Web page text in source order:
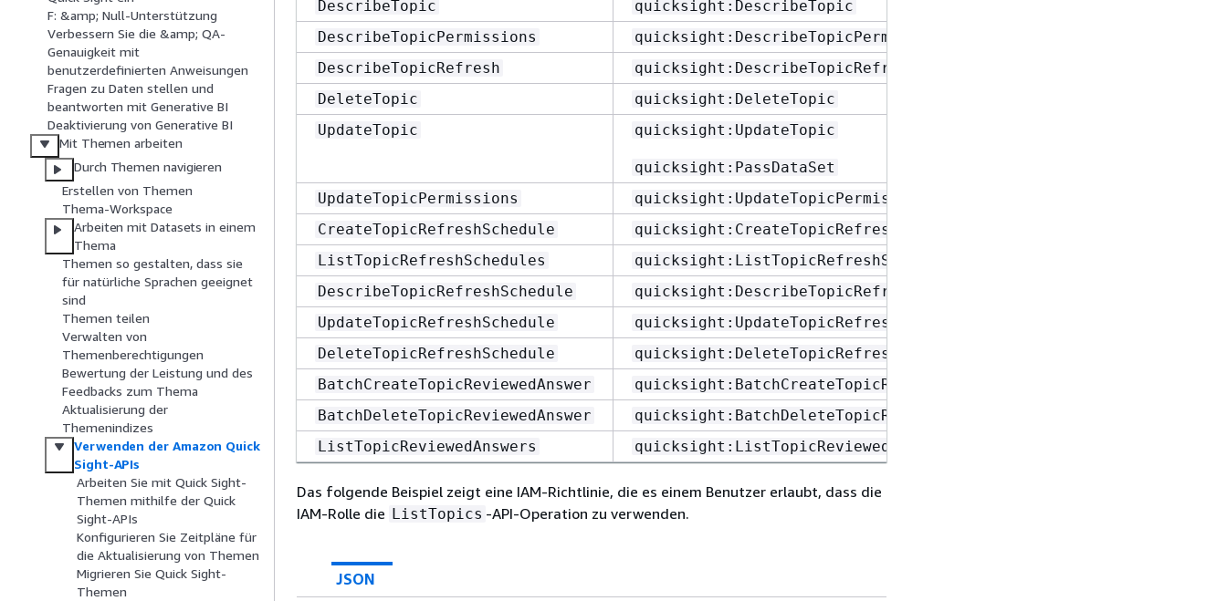
F: &amp; Null-Unterstützung
Verbessern Sie die &amp; QA-
Genauigkeit mit
benutzerdefinierten Anweisungen
Fragen zu Daten stellen und
beantworten mit Generative BI
Deaktivierung von Generative BI
Mit Themen arbeiten
Durch Themen navigieren
Erstellen von Themen
Thema-Workspace
Arbeiten mit Datasets in einem
Thema
Themen so gestalten, dass sie
für natürliche Sprachen geeignet
sind
Themen teilen
Verwalten von
Themenberechtigungen
Bewertung der Leistung und des
Feedbacks zum Thema
Aktualisierung der
Themenindizes
Verwenden der Amazon Quick
Sight-APIs
Arbeiten Sie mit Quick Sight-
Themen mithilfe der Quick
Sight-APIs
Konfigurieren Sie Zeitpläne für
die Aktualisierung von Themen
Migrieren Sie Quick Sight-
Themen
DescribeTopic
quicksight:DescribeTopic
DescribeTopicPermissions
quicksight:DescribeTopicPermissions
DescribeTopicRefresh
quicksight:DescribeTopicRefresh
DeleteTopic
quicksight:DeleteTopic
UpdateTopic
quicksight:UpdateTopic
quicksight:PassDataSet
UpdateTopicPermissions
quicksight:UpdateTopicPermissions
CreateTopicRefreshSchedule
quicksight:CreateTopicRefreshSchedule
ListTopicRefreshSchedules
quicksight:ListTopicRefreshSchedules
DescribeTopicRefreshSchedule
quicksight:DescribeTopicRefreshSchedule
UpdateTopicRefreshSchedule
quicksight:UpdateTopicRefreshSchedule
DeleteTopicRefreshSchedule
quicksight:DeleteTopicRefreshSchedule
BatchCreateTopicReviewedAnswer
quicksight:BatchCreateTopicReviewedAnswer
BatchDeleteTopicReviewedAnswer
quicksight:BatchDeleteTopicReviewedAnswer
ListTopicReviewedAnswers
quicksight:ListTopicReviewedAnswers
Das folgende Beispiel zeigt eine IAM-Richtlinie, die es einem Benutzer erlaubt, dass die
IAM-Rolle die ListTopics -API-Operation zu verwenden.
JSON